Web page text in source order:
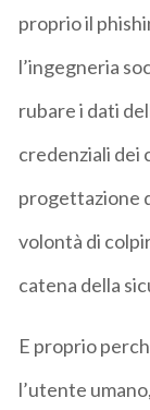
proprio il
l’ingegneria
rubare i dati
credenziali dei
progettazione
volontà di
catena della
E proprio
l’utente